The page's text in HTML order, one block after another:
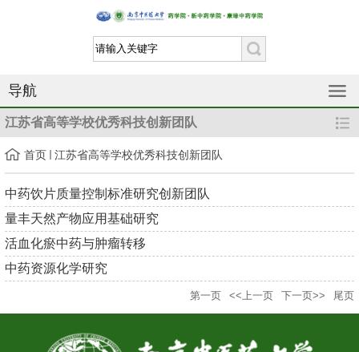
导航
江苏省高等学校优秀科技创新团队
首页 江苏省高等学校优秀科技创新团队
中药饮片质量控制标准研究创新团队
量丰天然产物应用基础研究
活血化瘀中药与肿瘤转移
中药资源化学研究
第一页 <<上一页 下一页>> 尾页